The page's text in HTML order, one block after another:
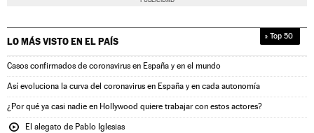
LO MÁS VISTO EN EL PAÍS » Top 50
Casos confirmados de coronavirus en España y en el mundo
Así evoluciona la curva del coronavirus en España y en cada autonomía
¿Por qué ya casi nadie en Hollywood quiere trabajar con estos actores?
El alegato de Pablo Iglesias